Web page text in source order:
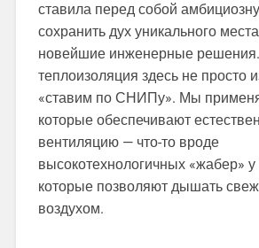
ставила перед собой
сохранить дух уникального
новейшие инженерные
теплоизоляция здесь не просто
«ставим по СНИПу». Мы
которые обеспечивают
вентиляцию — что-то вроде
высокотехнологичных «жабер»
которые позволяют дышать
воздухом.